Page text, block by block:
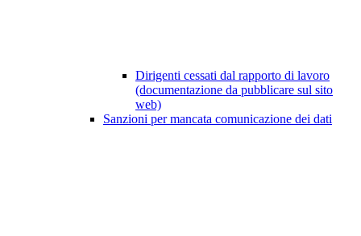
Dirigenti cessati dal rapporto di lavoro
(documentazione da pubblicare sul sito
web)
Sanzioni per mancata comunicazione dei dati